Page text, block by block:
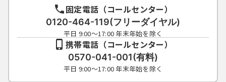
固定電話（コールセンター）
0120-464-119(フリーダイヤル)
平日 9:00～17:00 年末年始を除く
携帯電話（コールセンター）
0570-041-001(有料)
平日 9:00～17:00 年末年始を除く